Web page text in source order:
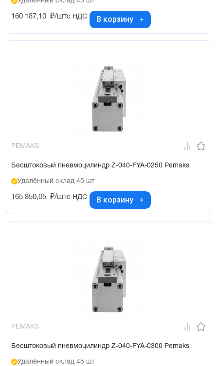
160 187,10 ₽/штс НДС В корзину
PEMAKS
Бесштоковый пневмоцилиндр Z-040-FYA-0250 Pemaks
Удалённый склад 45 шт
165 850,05 ₽/штс НДС В корзину
PEMAKS
Бесштоковый пневмоцилиндр Z-040-FYA-0300 Pemaks
Удалённый склад 45 шт